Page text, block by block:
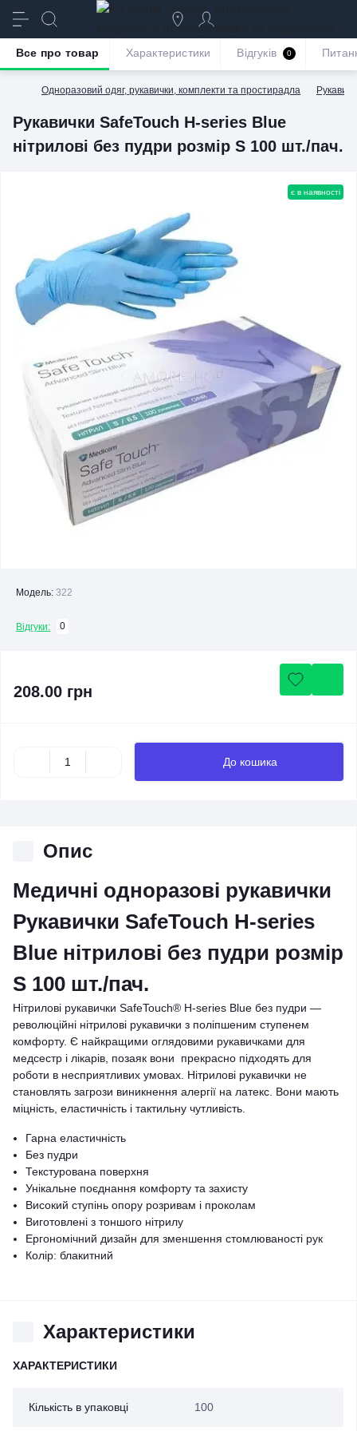
якість та бездоганне
обслуговування
Одноразовий одяг, рукавички, комплекти та простирадла
Рукавички SafeTouch H-series Blue
нітрилові без пудри розмір S 100 шт./пач.
Все про товар Характеристики Відгуків 0
є в наявності
Модель: 322
Відгуки: 0
208.00 грн
До кошика
Опис
Медичні одноразові рукавички
Рукавички SafeTouch H-series
Blue нітрилові без пудри розмір
S 100 шт./пач.
Нітрилові рукавички SafeTouch® H-series Blue без пудри —
революційні нітрилові рукавички з поліпшеним ступенем
комфорту. Є найкращими оглядовими рукавичками для
медсестр і лікарів, позаяк вони прекрасно підходять для
роботи в несприятливих умовах. Нітрилові рукавички не
становлять загрози виникнення алергії на латекс. Вони мають
міцність, еластичність і тактильну чутливість.
Гарна еластичність
Без пудри
Текстурована поверхня
Унікальне поєднання комфорту та захисту
Високий ступінь опору розривам і проколам
Виготовлені з тоншого нітрилу
Ергономічний дизайн для зменшення стомлюваності рук
Колір: блакитний
Характеристики
ХАРАКТЕРИСТИКИ
Кількість в упаковці 100